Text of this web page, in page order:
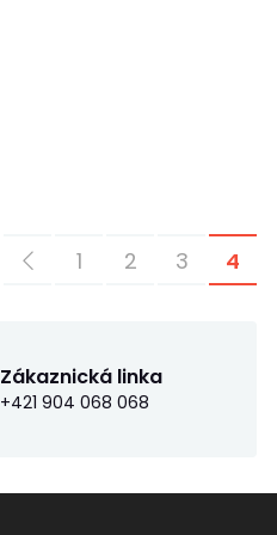
1 2 3 4
Zákaznická linka
+421 904 068 068